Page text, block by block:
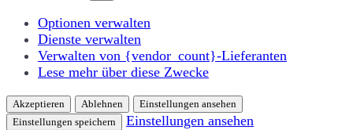
Optionen verwalten
Dienste verwalten
Verwalten von {vendor_count}-Lieferanten
Lese mehr über diese Zwecke
Akzeptieren Ablehnen
Einstellungen ansehen
Einstellungen speichern
Einstellungen ansehen